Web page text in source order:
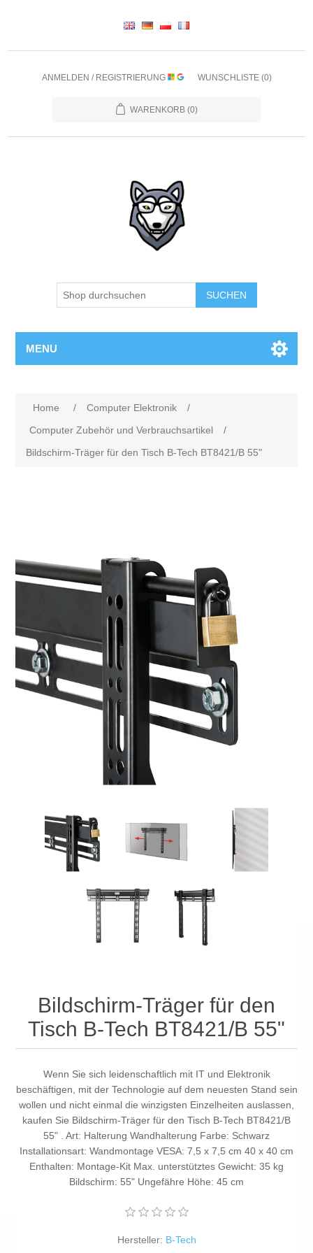
ANMELDEN / REGISTRIERUNG WUNSCHLISTE (0)
WARENKORB (0)
SUCHEN
MENU
Home / Computer Elektronik
/
Computer Zubehör und Verbrauchsartikel
/
Bildschirm-Träger für den Tisch B-Tech BT8421/B 55"
Bildschirm-Träger für den
Tisch B-Tech BT8421/B 55"
Wenn Sie sich leidenschaftlich mit IT und Elektronik
beschäftigen, mit der Technologie auf dem neuesten Stand sein
wollen und nicht einmal die winzigsten Einzelheiten auslassen,
kaufen Sie Bildschirm-Träger für den Tisch B-Tech BT8421/B
55" . Art: Halterung Wandhalterung Farbe: Schwarz
Installationsart: Wandmontage VESA: 7,5 x 7,5 cm 40 x 40 cm
Enthalten: Montage-Kit Max. unterstütztes Gewicht: 35 kg
Bildschirm: 55" Ungefähre Höhe: 45 cm
Hersteller: B-Tech